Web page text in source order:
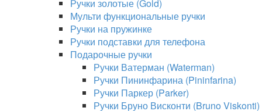
Ручки золотые (Gold)
Мульти функциональные ручки
Ручки на пружинке
Ручки подставки для телефона
Подарочные ручки
Ручки Ватерман (Waterman)
Ручки Пининфарина (Pininfarina)
Ручки Паркер (Parker)
Ручки Бруно Висконти (Bruno Viskonti)